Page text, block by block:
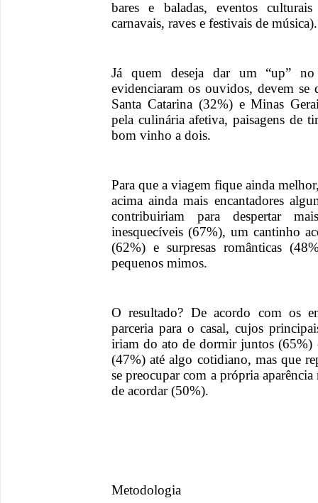
bares e baladas, eventos
carnavais, raves e festivais de música).
Já quem deseja dar um “up” no
evidenciaram os ouvidos, devem
Santa Catarina (32%) e Minas
pela culinária afetiva, paisagens de
bom vinho a dois.
Para que a viagem fique ainda
acima ainda mais encantadores
contribuiriam para despertar
inesquecíveis (67%), um cantinho
(62%) e surpresas românticas
pequenos mimos.
O resultado? De acordo com os
parceria para o casal, cujos
iriam do ato de dormir juntos (65%)
(47%) até algo cotidiano, mas que
se preocupar com a própria
de acordar (50%).
Metodologia